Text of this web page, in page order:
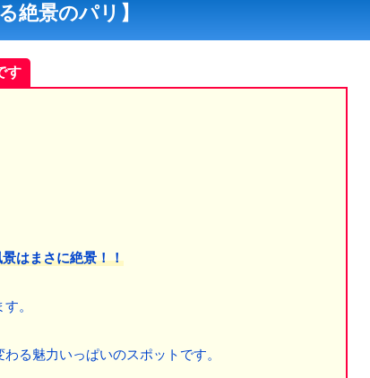
景のパリ】
す
はまさに絶景！！
。
る魅力いっぱいのスポットです。